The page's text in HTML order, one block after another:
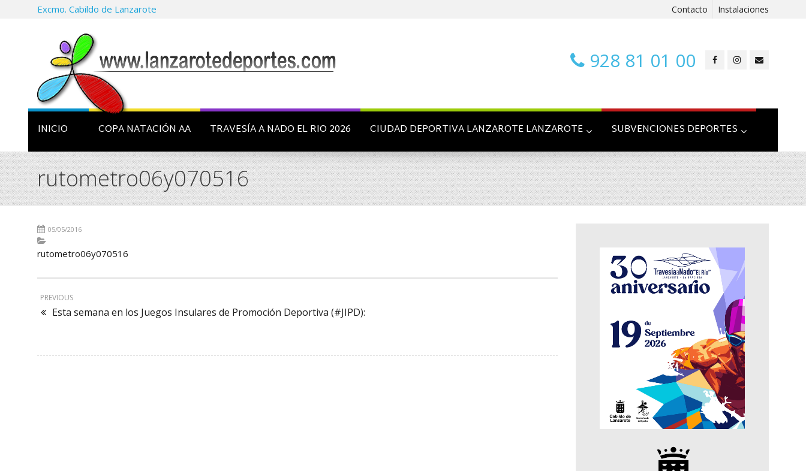
Excmo. Cabildo de Lanzarote Contacto Instalaciones
928 81 01 00
INICIO COPA NATACIÓN AA TRAVESÍA A NADO EL RIO 2026 CIUDAD DEPORTIVA LANZAROTE LANZAROTE SUBVENCIONES DEPORTES
rutometro06y070516
05/05/2016
rutometro06y070516
PREVIOUS
Esta semana en los Juegos Insulares de Promoción Deportiva (#JIPD):